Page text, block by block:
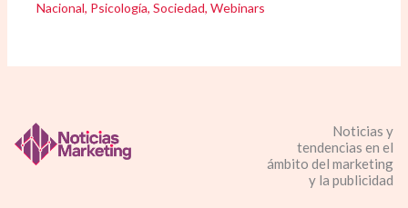
Nacional, Psicología,Sociedad,Webinars
Noticias y
tendencias en el
ámbito del marketing
y la publicidad